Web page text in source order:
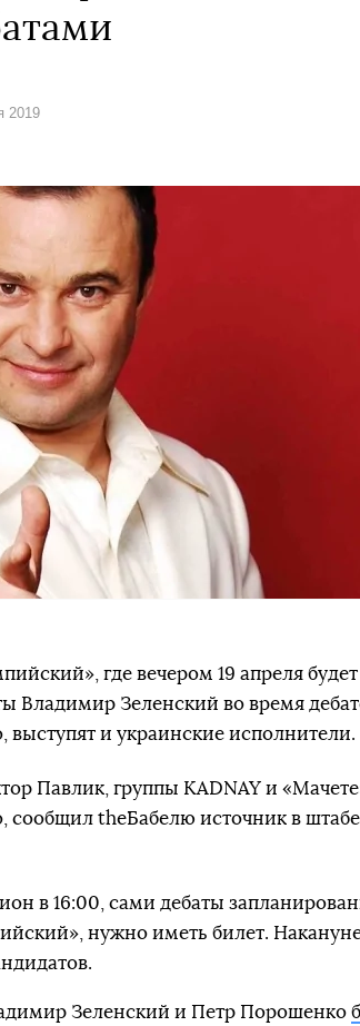
2019
где вечером 19 апреля будет
Владимир Зеленский во время
и украинские исполнители.
Павлик, группы KADNAY и
сообщил theБабелю источник в штабе
в 16:00, сами дебаты
нужно иметь билет.
Зеленский и Петр Порошенко